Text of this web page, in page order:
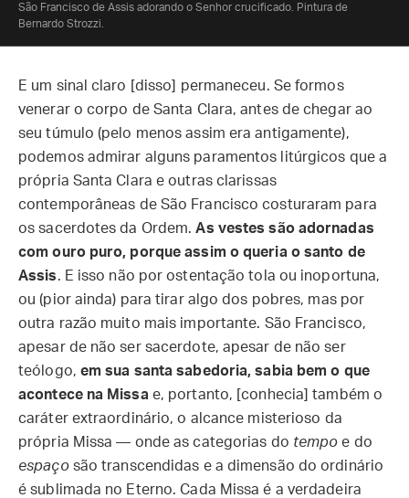
São Francisco de Assis adorando o Senhor crucificado. Pintura de
Bernardo Strozzi.
E um sinal claro [disso] permaneceu. Se formos
venerar o corpo de Santa Clara, antes de chegar ao
seu túmulo (pelo menos assim era antigamente),
podemos admirar alguns paramentos litúrgicos que a
própria Santa Clara e outras clarissas
contemporâneas de São Francisco costuraram para
os sacerdotes da Ordem.As vestes são adornadas
com ouro puro, porque assim o queria o santo de
Assis. E isso não por ostentação tola ou inoportuna,
ou (pior ainda) para tirar algo dos pobres, mas por
outra razão muito mais importante. São Francisco,
apesar de não ser sacerdote, apesar de não ser
teólogo, em sua santa sabedoria, sabia bem o que
acontece na Missa e, portanto, [conhecia] também o
caráter extraordinário, o alcance misterioso da
própria Missa — onde as categorias do tempo e do
espaçosão transcendidas e a dimensão do ordinário
é sublimada no Eterno. Cada Missa é a verdadeira